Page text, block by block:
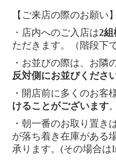
【ご来店の際のお願い】
・店内へのご入店は2組
ただきます。（階段下
・お並びの際は、お隣
反対側にお並びくださ
・開店前に多くのお客
けることがございます。
・朝一番のお取り置き
が落ち着き在庫がある
承ります。(その場合は